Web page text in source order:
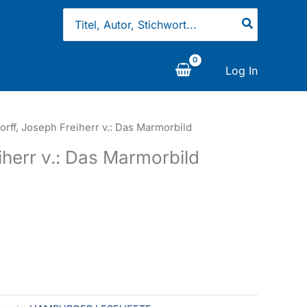
for:
Log In
Joseph Freiherr v.: Das Marmorbild
v.: Das Marmorbild